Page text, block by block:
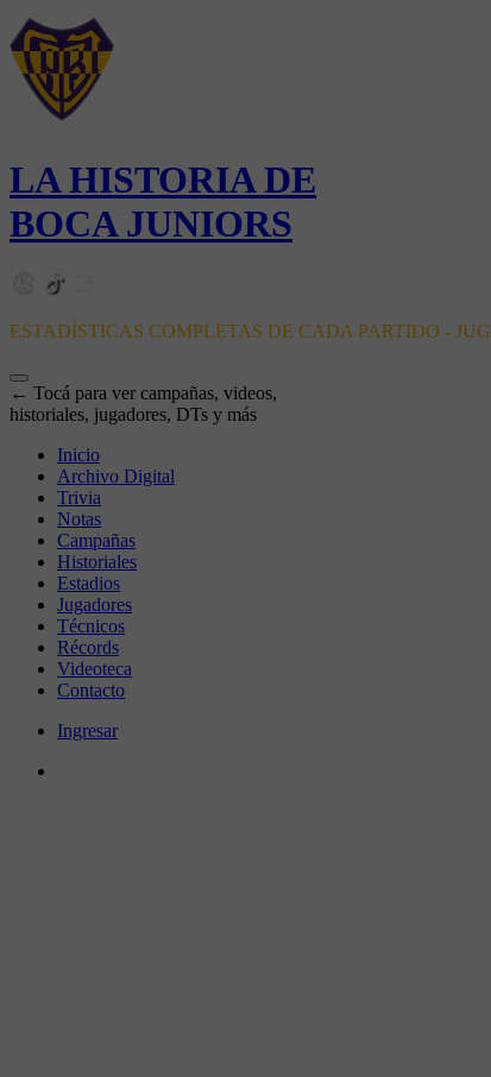
LA HISTORIA DE
BOCA JUNIORS
ESTADÍSTICAS COMPLETAS DE CADA PARTIDO -
← Tocá para ver campañas, videos,
historiales, jugadores, DTs y más
Inicio
Archivo Digital
Trivia
Notas
Campañas
Historiales
Estadios
Jugadores
Técnicos
Récords
Videoteca
Contacto
Ingresar